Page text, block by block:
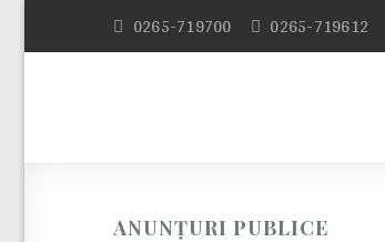
0265-719700 0265-719612
ANUNȚURI PUBLICE